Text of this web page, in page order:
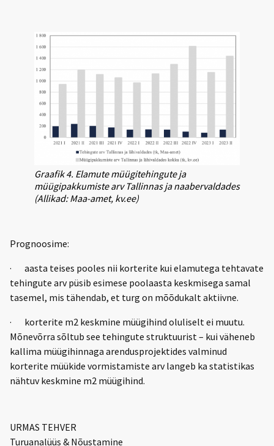
Graafik 4. Elamute müügitehingute ja
müügipakkumiste arv Tallinnas ja naabervaldades
(Allikad: Maa-amet, kv.ee)
Prognoosime:
· aasta teises pooles nii korterite kui elamutega tehtavate
tehingute arv püsib esimese poolaasta keskmisega samal
tasemel, mis tähendab, et turg on mõõdukalt aktiivne.
· korterite m2 keskmine müügihind oluliselt ei muutu.
Mõnevõrra sõltub see tehingute struktuurist – kui väheneb
kallima müügihinnaga arendusprojektides valminud
korterite müükide vormistamiste arv langeb ka statistikas
nähtuv keskmine m2 müügihind.
URMAS TEHVER
Turuanalüüs & Nõustamine